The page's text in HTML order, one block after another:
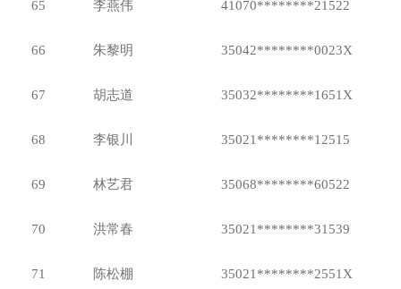
65 李燕伟 41070********21522
66 朱黎明 35042********0023X
67 胡志道 35032********1651X
68 李银川 35021********12515
69 林艺君 35068********60522
70 洪常春 35021********31539
71 陈松棚 35021********2551X